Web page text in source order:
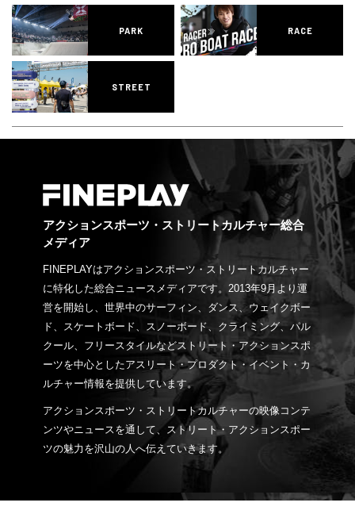
PARK RACE
STREET
アクションスポーツ・ストリートカルチャー総合
メディア
FINEPLAYはアクションスポーツ・ストリートカルチャー
に特化した総合ニュースメディアです。2013年9月より運
営を開始し、世界中のサーフィン、ダンス、ウェイクボー
ド、スケートボード、スノーボード、クライミング、パル
クール、フリースタイルなどストリート・アクションスポ
ーツを中心としたアスリート・プロダクト・イベント・カ
ルチャー情報を提供しています。
アクションスポーツ・ストリートカルチャーの映像コンテ
ンツやニュースを通して、ストリート・アクションスポー
ツの魅力を沢山の人へ伝えていきます。